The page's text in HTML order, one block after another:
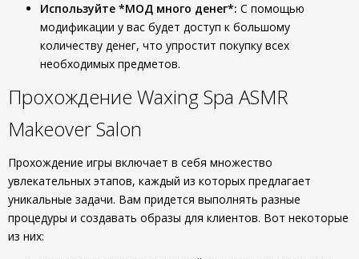
Используйте *МОД много денег*: С помощью
модификации у вас будет доступ к большому
количеству денег, что упростит покупку всех
необходимых предметов.
Прохождение Waxing Spa ASMR
Makeover Salon
Прохождение игры включает в себя множество
увлекательных этапов, каждый из которых предлагает
уникальные задачи. Вам придется выполнять разные
процедуры и создавать образы для клиентов. Вот некоторые
из них: